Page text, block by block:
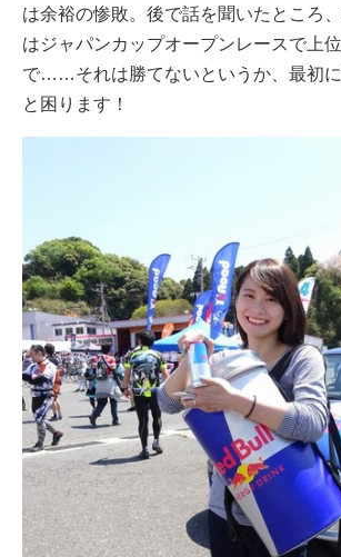
は余裕の惨敗。後で話を聞いたところ
はジャパンカップオープンレースで上
で……それは勝てないというか、最初
と困ります！